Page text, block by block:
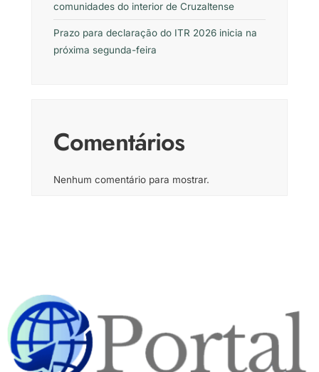
comunidades do interior de Cruzaltense
Prazo para declaração do ITR 2026 inicia na
próxima segunda-feira
Comentários
Nenhum comentário para mostrar.